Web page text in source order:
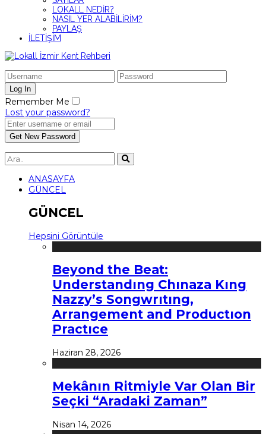
LOKALL NEDİR?
NASIL YER ALABİLİRİM?
PAYLAŞ
İLETİŞİM
Remember Me
Lost your password?
ANASAYFA
GÜNCEL
GÜNCEL
Hepsini Görüntüle
Beyond the Beat:
Understandıng Chınaza Kıng
Nazzy’s Songwrıtıng,
Arrangement and Productıon
Practıce
Haziran 28, 2026
Mekânın Ritmiyle Var Olan Bir
Seçki “Aradaki Zaman”
Nisan 14, 2026